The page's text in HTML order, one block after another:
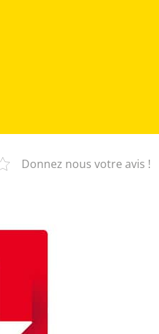
Donnez nous votre avis !